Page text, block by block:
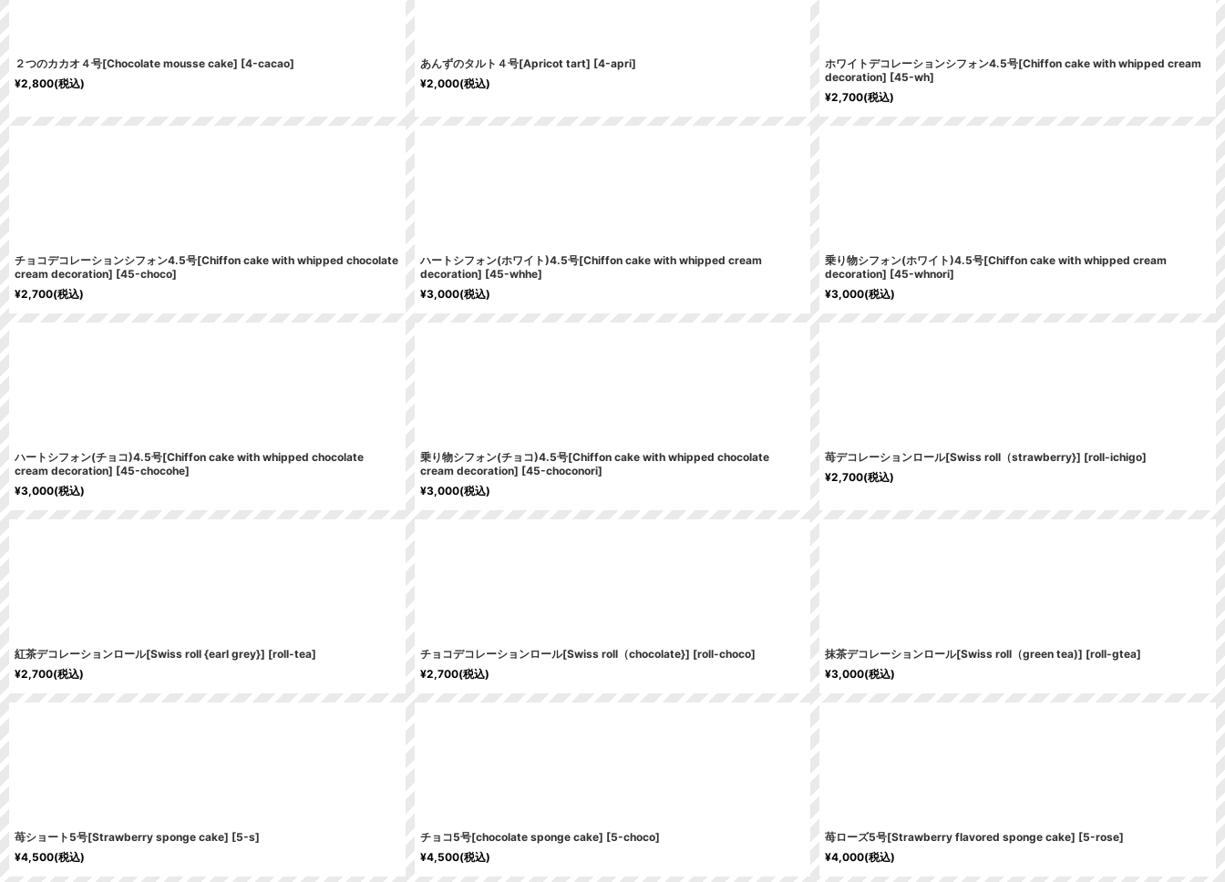
２つのカカオ４号[Chocolate mousse cake] [4-cacao]
¥2,800(税込)
あんずのタルト４号[Apricot tart] [4-apri]
¥2,000(税込)
ホワイトデコレーションシフォン4.5号[Chiffon cake with whipped cream
decoration] [45-wh]
¥2,700(税込)
チョコデコレーションシフォン4.5号[Chiffon cake with whipped chocolate
cream decoration] [45-choco]
¥2,700(税込)
ハートシフォン(ホワイト)4.5号[Chiffon cake with whipped cream
decoration] [45-whhe]
¥3,000(税込)
乗り物シフォン(ホワイト)4.5号[Chiffon cake with whipped cream
decoration] [45-whnori]
¥3,000(税込)
ハートシフォン(チョコ)4.5号[Chiffon cake with whipped chocolate
cream decoration] [45-chocohe]
¥3,000(税込)
乗り物シフォン(チョコ)4.5号[Chiffon cake with whipped chocolate
cream decoration] [45-choconori]
¥3,000(税込)
苺デコレーションロール[Swiss roll（strawberry}] [roll-ichigo]
¥2,700(税込)
紅茶デコレーションロール[Swiss roll {earl grey}] [roll-tea]
¥2,700(税込)
チョコデコレーションロール[Swiss roll（chocolate}] [roll-choco]
¥2,700(税込)
抹茶デコレーションロール[Swiss roll（green tea)] [roll-gtea]
¥3,000(税込)
苺ショート5号[Strawberry sponge cake] [5-s]
¥4,500(税込)
チョコ5号[chocolate sponge cake] [5-choco]
¥4,500(税込)
苺ローズ5号[Strawberry flavored sponge cake] [5-rose]
¥4,000(税込)